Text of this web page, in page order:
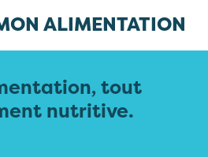
ALIMENTATION
tout
nutritive.